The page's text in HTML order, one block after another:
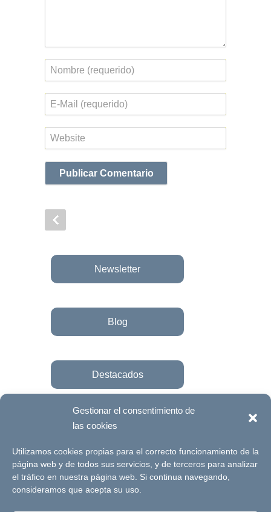
Gestionar el consentimiento de
las cookies
Utilizamos cookies propias para el correcto funcionamiento de la
página web y de todos sus servicios, y de terceros para analizar
el tráfico en nuestra página web. Si continua navegando,
consideramos que acepta su uso.
Nombre
Correo
electrónico
Web
Newsletter
Blog
Destacados
Únete a la fundación
© Futuro Singular Córdoba 2017. Web
desarrollada por